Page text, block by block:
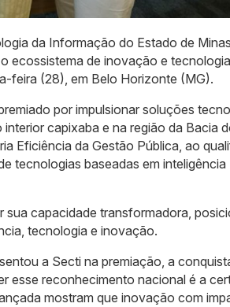
da Informação do Estado de
ecossistema de inovação e
feira (28), em Belo Horizonte (MG).
por impulsionar soluções
capixaba e na região da Bacia
Eficiência da Gestão Pública, ao
tecnologias baseadas em inteligência
capacidade transformadora,
tecnologia e inovação.
a Secti na premiação, a
esse reconhecimento nacional é a
mostram que inovação com